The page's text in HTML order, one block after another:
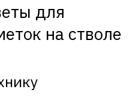
для
на стволе